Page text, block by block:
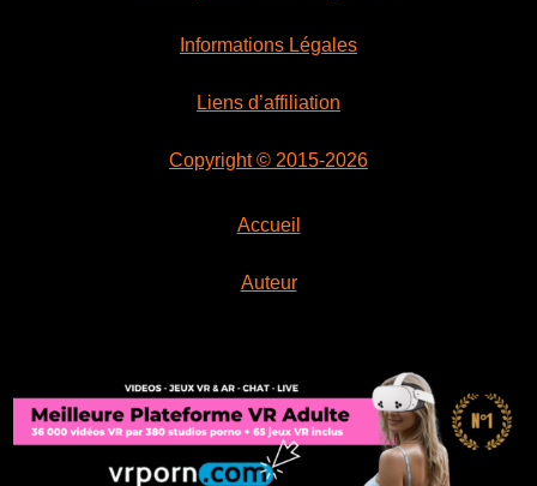
Informations Légales
Liens d’affiliation
Copyright © 2015-2026
Accueil
Auteur